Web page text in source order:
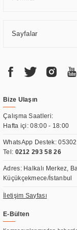
Sayfalar
Bize Ulaşın
Çalışma Saatleri:
Hafta içi: 08:00 - 18:00
WhatsApp Destek:
Tel: 0212 293 58 26
Adres: Halkalı Merkez,
Küçükçekmece/İstanbul
İletişim Sayfası
E-Bülten